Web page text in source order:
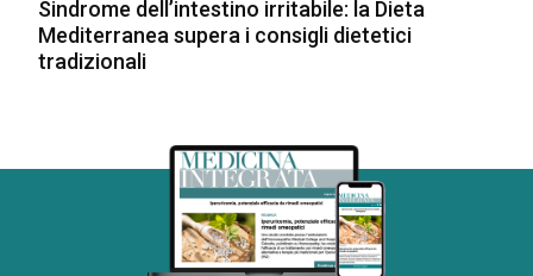
Sindrome dell’intestino irritabile: la Dieta
Mediterranea supera i consigli dietetici
tradizionali